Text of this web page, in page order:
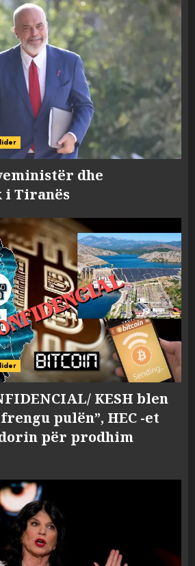
dhe
i Tiranës
KESH blen
pulën”, HEC -et
për prodhim